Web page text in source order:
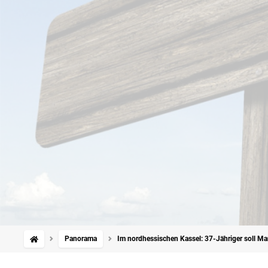
Panorama Im nordhessischen Kassel: 37-Jähriger soll